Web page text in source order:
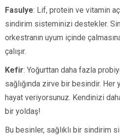
Fasulye: Lif, protein ve vitamin
sindirim sisteminizi destekler.
orkestranın uyum içinde
çalışır.
Kefir: Yoğurttan daha fazla
sağlığında zirve bir besindir. Her
hayat veriyorsunuz. Kendinizi
bir yoldaş!
Bu besinler, sağlıklı bir sindirim